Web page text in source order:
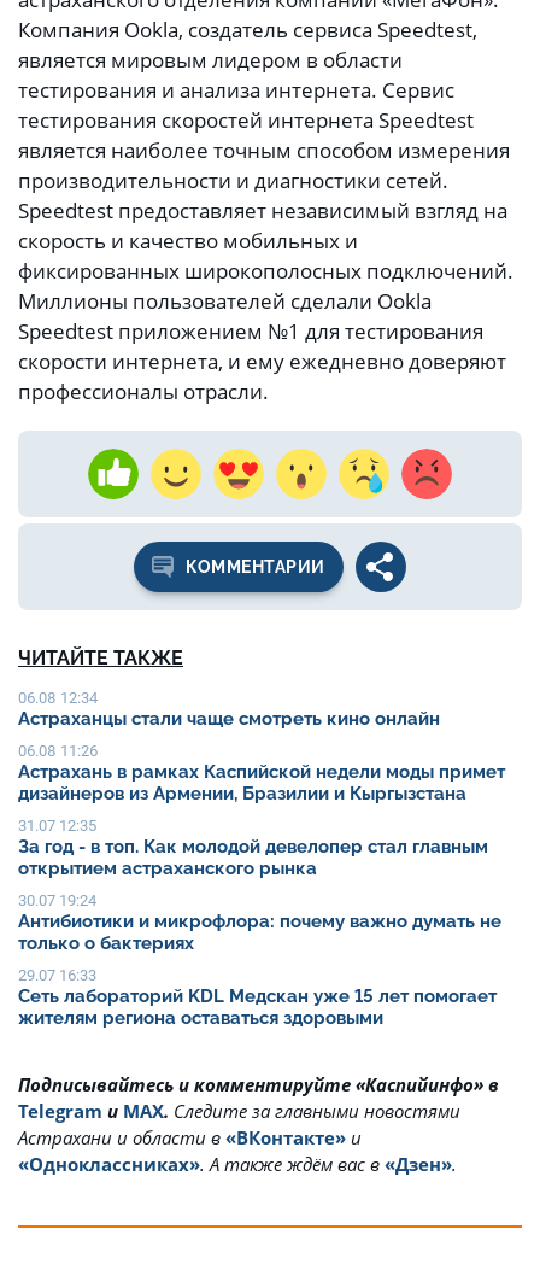
Компания Ookla, создатель сервиса Speedtest,
является мировым лидером в области
тестирования и анализа интернета. Сервис
тестирования скоростей интернета Speedtest
является наиболее точным способом измерения
производительности и диагностики сетей.
Speedtest предоставляет независимый взгляд на
скорость и качество мобильных и
фиксированных широкополосных подключений.
Миллионы пользователей сделали Ookla
Speedtest приложением №1 для тестирования
скорости интернета, и ему ежедневно доверяют
профессионалы отрасли.
КОММЕНТАРИИ
ЧИТАЙТЕ ТАКЖЕ
06.08 12:34
Астраханцы стали чаще смотреть кино онлайн
06.08 11:26
Астрахань в рамках Каспийской недели моды примет
дизайнеров из Армении, Бразилии и Кыргызстана
31.07 12:35
За год - в топ. Как молодой девелопер стал главным
открытием астраханского рынка
30.07 19:24
Антибиотики и микрофлора: почему важно думать не
только о бактериях
29.07 16:33
Сеть лабораторий KDL Медскан уже 15 лет помогает
жителям региона оставаться здоровыми
Подписывайтесь и комментируйте «Каспийинфо» в
Telegram и MAX. Cледите за главными новостями
Астрахани и области в «ВКонтакте» и
«Одноклассниках». А также ждём вас в «Дзен».